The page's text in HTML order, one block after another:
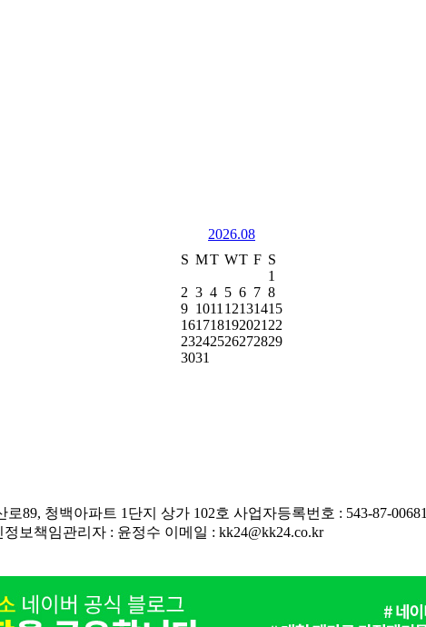
2026.08
S MT WT F S
1
2 3 4 5 6 7 8
9 1011 12131415
161718192021 22
23242526272829
3031
로89, 청백아파트 1단지 상가 102호 사업자등록번호 : 543-87-00681
정보책임관리자 : 윤정수 이메일 : kk24@kk24.co.kr